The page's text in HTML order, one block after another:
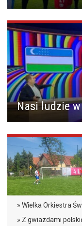
Nasi ludzie
» Wielka Orkiestra
» Z gwiazdami